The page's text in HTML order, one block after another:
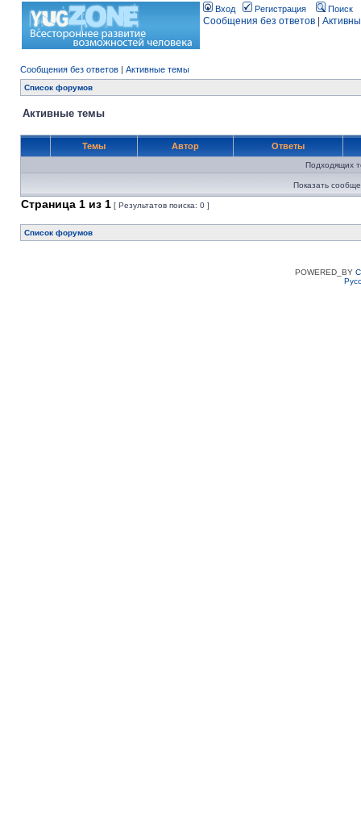
Вход Регистрация Поиск
Сообщения без ответов
Сообщения без ответов | Активные темы
Список форумов
Активные темы
Темы Автор Ответы
Подходящих
Показать
Страница 1 из 1 [ Результатов поиска: 0 ]
Список форумов
POWERED_BY